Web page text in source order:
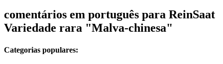
comentários em português para ReinSaat
Variedade rara "Malva-chinesa"
Categorias populares: